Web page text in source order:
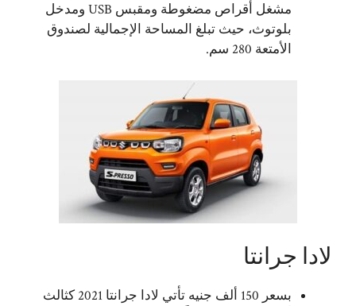
مشغل أقراص مضغوطة ومقبس USB ومدخل
بلوتوث، حيث تبلغ المساحة الإجمالية لصندوق
الأمتعة 280 سم.
لادا جرانتا
بسعر 150 ألف جنيه تأتي لادا جرانتا 2021 كثالث